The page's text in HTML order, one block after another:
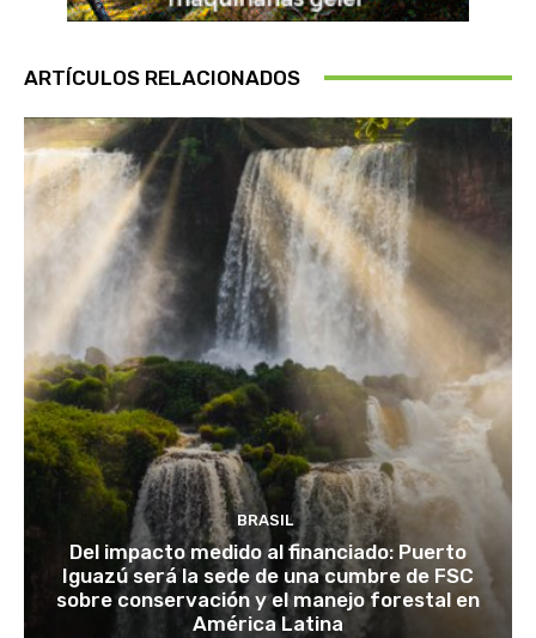
ARTÍCULOS RELACIONADOS
BRASIL
Del impacto medido al financiado: Puerto
Iguazú será la sede de una cumbre de FSC
sobre conservación y el manejo forestal en
América Latina